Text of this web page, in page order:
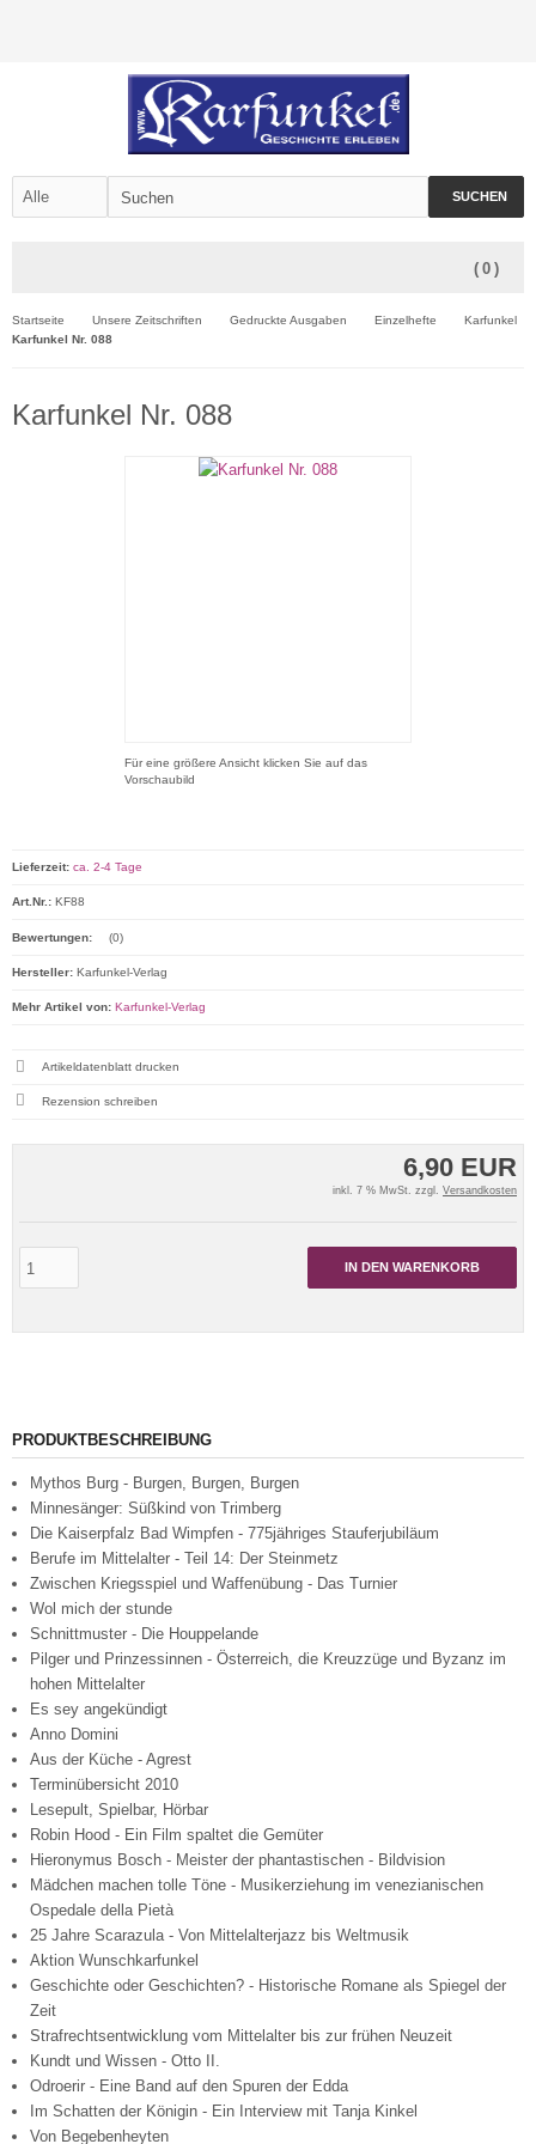
SUCHEN
( 0 )
Startseite Unsere Zeitschriften Gedruckte Ausgaben Einzelhefte
Karfunkel
Karfunkel Nr. 088
Karfunkel Nr. 088
Für eine größere Ansicht klicken Sie auf das
Vorschaubild
6,90 EUR
inkl. 7 % MwSt. zzgl. Versandkosten
IN DEN WARENKORB
Lieferzeit: ca. 2-4 Tage
Art.Nr.: KF88
Bewertungen: (0)
Hersteller: Karfunkel-Verlag
Mehr Artikel von: Karfunkel-Verlag
Artikeldatenblatt drucken
Rezension schreiben
PRODUKTBESCHREIBUNG
Mythos Burg - Burgen, Burgen, Burgen
Minnesänger: Süßkind von Trimberg
Die Kaiserpfalz Bad Wimpfen - 775jähriges Stauferjubiläum
Berufe im Mittelalter - Teil 14: Der Steinmetz
Zwischen Kriegsspiel und Waffenübung - Das Turnier
Wol mich der stunde
Schnittmuster - Die Houppelande
Pilger und Prinzessinnen - Österreich, die Kreuzzüge und Byzanz im
hohen Mittelalter
Es sey angekündigt
Anno Domini
Aus der Küche - Agrest
Terminübersicht 2010
Lesepult, Spielbar, Hörbar
Robin Hood - Ein Film spaltet die Gemüter
Hieronymus Bosch - Meister der phantastischen - Bildvision
Mädchen machen tolle Töne - Musikerziehung im venezianischen
Ospedale della Pietà
25 Jahre Scarazula - Von Mittelalterjazz bis Weltmusik
Aktion Wunschkarfunkel
Geschichte oder Geschichten? - Historische Romane als Spiegel der
Zeit
Strafrechtsentwicklung vom Mittelalter bis zur frühen Neuzeit
Kundt und Wissen - Otto II.
Odroerir - Eine Band auf den Spuren der Edda
Im Schatten der Königin - Ein Interview mit Tanja Kinkel
Von Begebenheyten